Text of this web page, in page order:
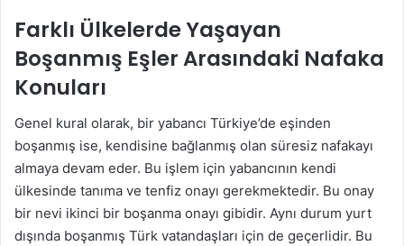
Farklı Ülkelerde Yaşayan
Boşanmış Eşler Arasındaki Nafaka
Konuları
Genel kural olarak, bir yabancı Türkiye’de eşinden
boşanmış ise, kendisine bağlanmış olan süresiz nafakayı
almaya devam eder. Bu işlem için yabancının kendi
ülkesinde tanıma ve tenfiz onayı gerekmektedir. Bu onay
bir nevi ikinci bir boşanma onayı gibidir. Aynı durum yurt
dışında boşanmış Türk vatandaşları için de geçerlidir. Bu